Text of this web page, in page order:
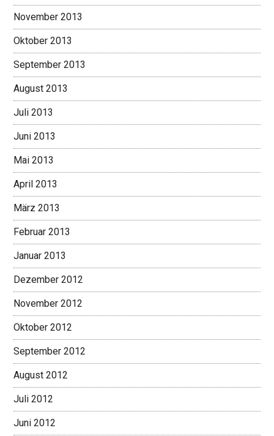
November 2013
Oktober 2013
September 2013
August 2013
Juli 2013
Juni 2013
Mai 2013
April 2013
März 2013
Februar 2013
Januar 2013
Dezember 2012
November 2012
Oktober 2012
September 2012
August 2012
Juli 2012
Juni 2012